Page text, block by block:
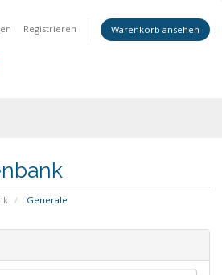
Registrieren Warenkorb ansehen
Generale